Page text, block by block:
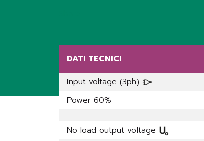
DATI TECNICI
Input voltage (3ph)
Power 60%
No load output voltage